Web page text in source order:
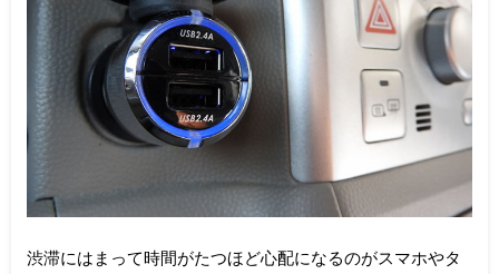
渋滞にはまって時間がたつほど心配になるのがスマホやタ